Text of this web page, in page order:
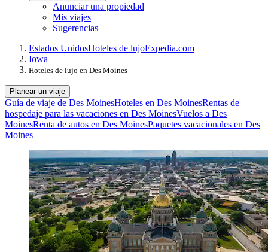
Anunciar una propiedad
Mis viajes
Sugerencias
Estados UnidosHoteles de lujoExpedia.com
Iowa
Hoteles de lujo en Des Moines
Planear un viaje
Guía de viaje de Des MoinesHoteles en Des MoinesRentas de
hospedaje para las vacaciones en Des MoinesVuelos a Des
MoinesRenta de autos en Des MoinesPaquetes vacacionales en Des
Moines